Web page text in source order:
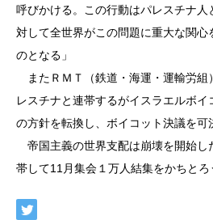
呼びかける。この行動はパレスチナ人
対して全世界がこの問題に重大な関心
のとなる」
またＲＭＴ（鉄道・海運・運輸労組
レスチナと連帯するがイスラエルボ
の方針を転換し、ボイコット決議を可
帝国主義の世界支配は崩壊を開始し
帯して11月集会１万人結集をかちとろ